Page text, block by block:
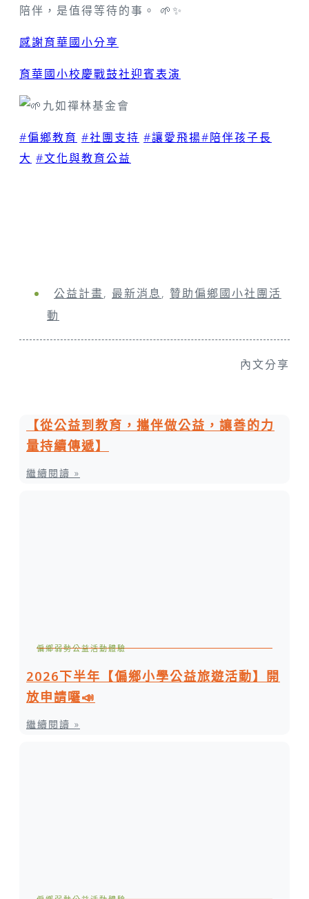
陪伴，是值得等待的事。 🌱✨
感謝育華國小分享
育華國小校慶戰鼓社迎賓表演
九如禪林基金會
#偏鄉教育 #社團支持 #讓愛飛揚#陪伴孩子長
大 #文化與教育公益
公益計畫, 最新消息, 贊助偏鄉國小社團活
動
內文分享
【從公益到教育，攜伴做公益，讓善的力
量持續傳遞】
繼續閱讀 »
偏鄉弱勢公益活動體驗
2026下半年【偏鄉小學公益旅遊活動】開
放申請囉📣
繼續閱讀 »